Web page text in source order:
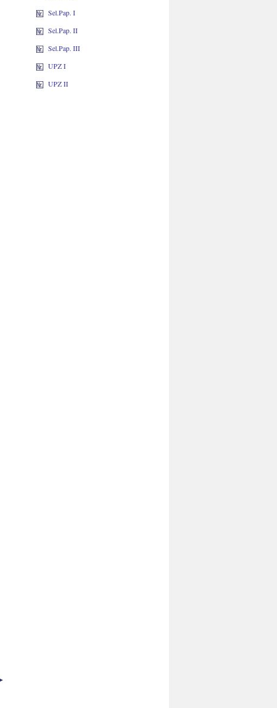
Sel.Pap. I
Sel.Pap. II
Sel.Pap. III
UPZ I
UPZ II